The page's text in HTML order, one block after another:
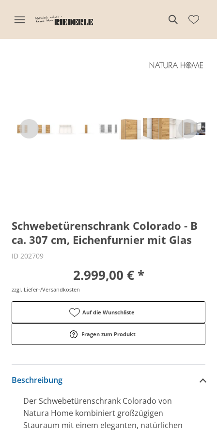
Schwebetürenschrank Colorado - B
ca. 307 cm, Eichenfurnier mit Glas
ID 202709
2.999,00 € *
zzgl. Liefer-/Versandkosten
Auf die Wunschliste
Fragen zum Produkt
Beschreibung
Der Schwebetürenschrank Colorado von
Natura Home kombiniert großzügigen
Stauraum mit einem eleganten, natürlichen